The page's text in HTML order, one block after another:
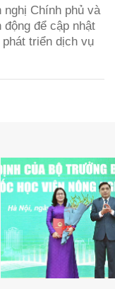
nghị Chính phủ và
động để cập nhật
triển dịch vụ